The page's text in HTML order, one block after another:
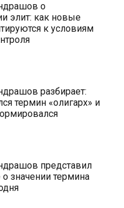
о
элит: как новые
к условиям
разбирает:
термин «олигарх» и
представил
значении термина